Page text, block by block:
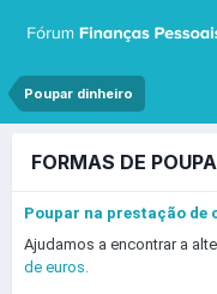
Poupar dinheiro
FORMAS DE
Poupar na prestação
Ajudamos a encontrar a
de euros.